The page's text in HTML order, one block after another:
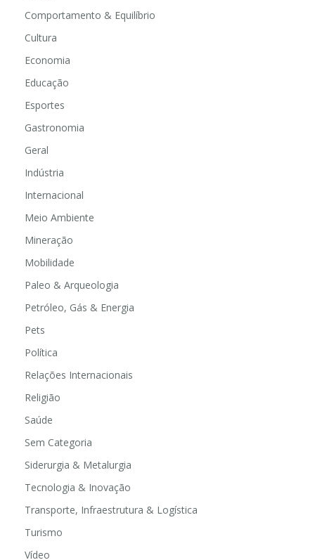
Comportamento & Equilíbrio
Cultura
Economia
Educação
Esportes
Gastronomia
Geral
Indústria
Internacional
Meio Ambiente
Mineração
Mobilidade
Paleo & Arqueologia
Petróleo, Gás & Energia
Pets
Política
Relações Internacionais
Religião
Saúde
Sem Categoria
Siderurgia & Metalurgia
Tecnologia & Inovação
Transporte, Infraestrutura & Logística
Turismo
Vídeo